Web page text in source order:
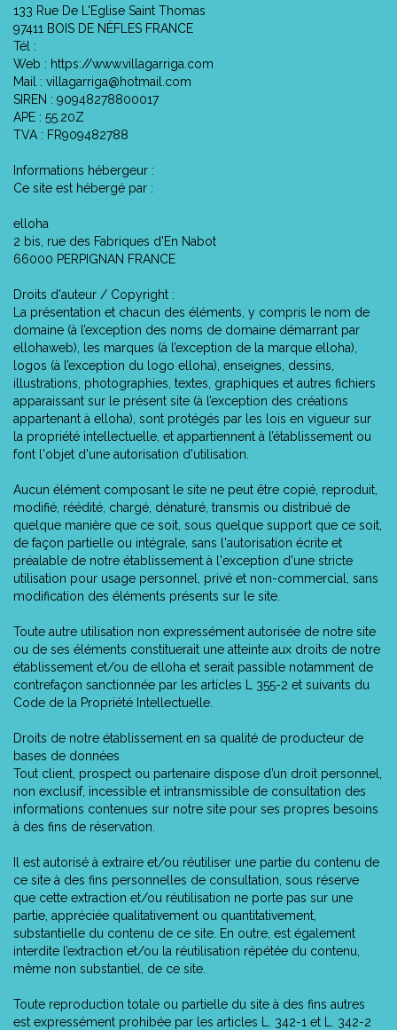
133 Rue De L'Eglise Saint Thomas
97411 BOIS DE NÈFLES FRANCE
Tél :
Web : https://www.villagarriga.com
Mail : villagarriga@hotmail.com
SIREN : 90948278800017
APE : 55.20Z
TVA : FR909482788
Informations hébergeur :
Ce site est hébergé par :
elloha
2 bis, rue des Fabriques d'En Nabot
66000 PERPIGNAN FRANCE
Droits d'auteur / Copyright :
La présentation et chacun des éléments, y compris le nom de
domaine (à l’exception des noms de domaine démarrant par
ellohaweb), les marques (à l’exception de la marque elloha),
logos (à l’exception du logo elloha), enseignes, dessins,
illustrations, photographies, textes, graphiques et autres fichiers
apparaissant sur le présent site (à l’exception des créations
appartenant à elloha), sont protégés par les lois en vigueur sur
la propriété intellectuelle, et appartiennent à l’établissement ou
font l'objet d'une autorisation d'utilisation.
Aucun élément composant le site ne peut être copié, reproduit,
modifié, réédité, chargé, dénaturé, transmis ou distribué de
quelque manière que ce soit, sous quelque support que ce soit,
de façon partielle ou intégrale, sans l'autorisation écrite et
préalable de notre établissement à l'exception d'une stricte
utilisation pour usage personnel, privé et non-commercial, sans
modification des éléments présents sur le site.
Toute autre utilisation non expressément autorisée de notre site
ou de ses éléments constituerait une atteinte aux droits de notre
établissement et/ou de elloha et serait passible notamment de
contrefaçon sanctionnée par les articles L 355-2 et suivants du
Code de la Propriété Intellectuelle.
Droits de notre établissement en sa qualité de producteur de
bases de données
Tout client, prospect ou partenaire dispose d’un droit personnel,
non exclusif, incessible et intransmissible de consultation des
informations contenues sur notre site pour ses propres besoins
à des fins de réservation.
Il est autorisé à extraire et/ou réutiliser une partie du contenu de
ce site à des fins personnelles de consultation, sous réserve
que cette extraction et/ou réutilisation ne porte pas sur une
partie, appréciée qualitativement ou quantitativement,
substantielle du contenu de ce site. En outre, est également
interdite l’extraction et/ou la réutilisation répétée du contenu,
même non substantiel, de ce site.
Toute reproduction totale ou partielle du site à des fins autres
est expressément prohibée par les articles L. 342-1 et L. 342-2